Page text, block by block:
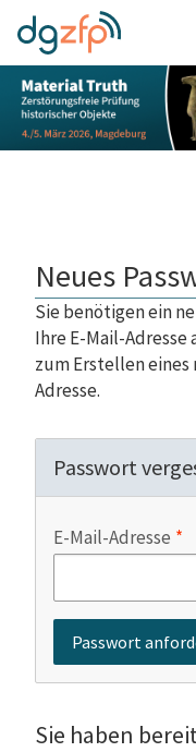
Neues
Sie benötigen ein
Ihre E-Mail-Adresse
zum Erstellen eines
Adresse.
Passwort
E-Mail-Adresse
Sie haben